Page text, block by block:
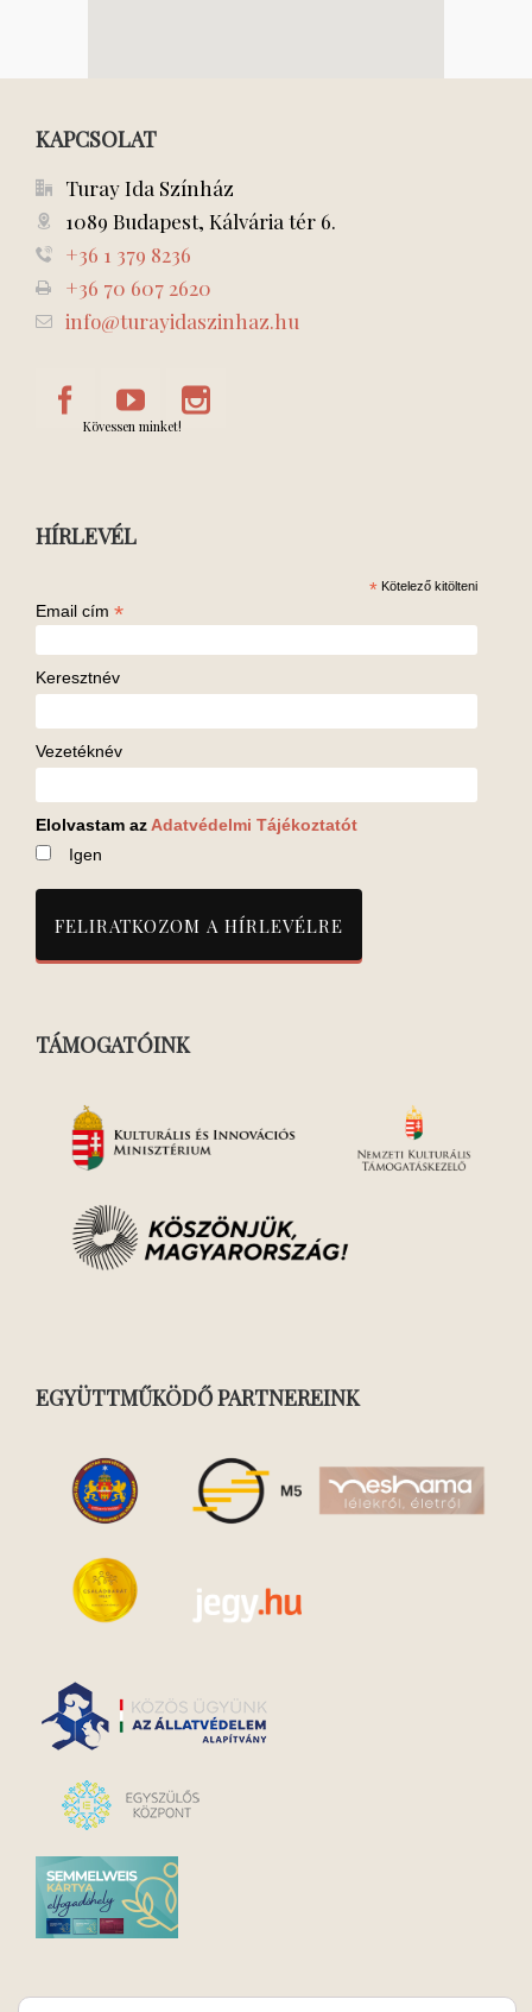
KAPCSOLAT
Turay Ida Színház
1089 Budapest, Kálvária tér 6.
+36 1 379 8236
+36 70 607 2620
info@turayidaszinhaz.hu
Kövessen minket!
HÍRLEVÉL
* Kötelező kitölteni
Email cím *
Keresztnév
Vezetéknév
Elolvastam az Adatvédelmi Tájékoztatót
Igen
TÁMOGATÓINK
EGYÜTTMŰKÖDŐ PARTNEREINK